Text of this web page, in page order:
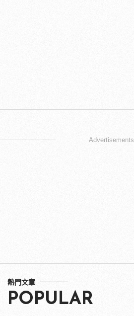
Advertisements
熱門文章
POPULAR